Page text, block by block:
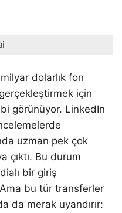
dolarlık fon
için
görünüyor. LinkedIn
uzman pek çok
çıktı. Bu durum
bir giriş
bu tür transferler
da merak uyandırır: